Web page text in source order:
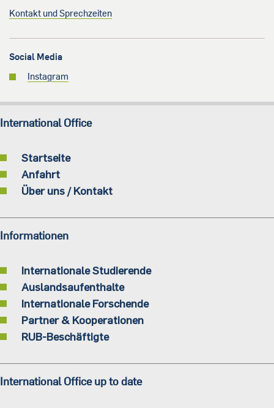
Kontakt und Sprechzeiten
Social Media
Instagram
International Office
Startseite
Anfahrt
Über uns / Kontakt
Informationen
Internationale Studierende
Auslandsaufenthalte
Internationale Forschende
Partner & Kooperationen
RUB-Beschäftigte
International Office up to date